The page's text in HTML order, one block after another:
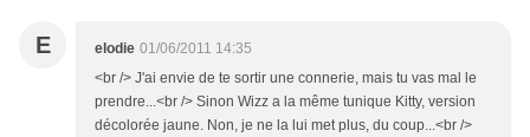
E elodie 01/06/2011 14:35
<br /> J'ai envie de te sortir une connerie, mais tu vas mal le
prendre...<br /> Sinon Wizz a la même tunique Kitty, version
décolorée jaune. Non, je ne la lui met plus, du coup...<br />